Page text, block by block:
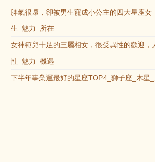
脾氣很壞，卻被男生寵成小公主的四大星座女
生_魅力_所在
女神範兒十足的三屬相女，很受異性的歡迎，
性_魅力_機遇
下半年事業運最好的星座TOP4_獅子座_木星